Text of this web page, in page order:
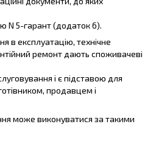
N 5-гарант (додаток 6).
в експлуатацію, технічне
ремонт дають споживачеві
і є підставою для
продавцем і
може виконуватися за такими